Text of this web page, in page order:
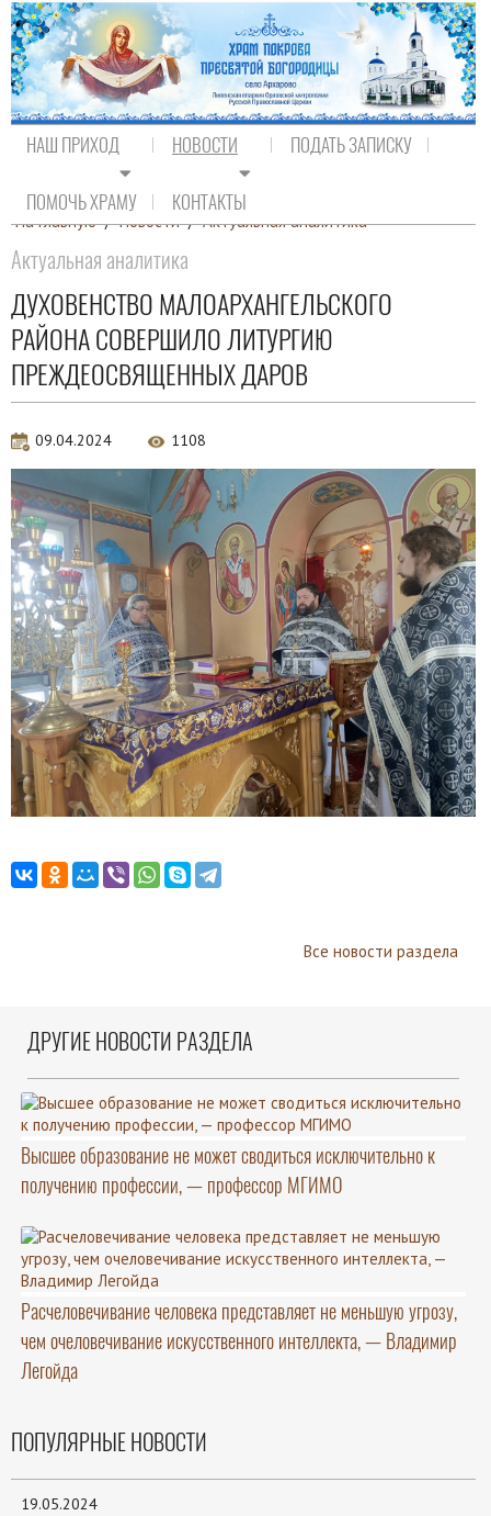
НАШ ПРИХОД НОВОСТИ ПОДАТЬ ЗАПИСКУ
ПОМОЧЬ ХРАМУ КОНТАКТЫ
На главную / Новости / Актуальная аналитика
Актуальная аналитика
ДУХОВЕНСТВО МАЛОАРХАНГЕЛЬСКОГО
РАЙОНА СОВЕРШИЛО ЛИТУРГИЮ
ПРЕЖДЕОСВЯЩЕННЫХ ДАРОВ
09.04.2024 1108
Все новости раздела
ДРУГИЕ НОВОСТИ РАЗДЕЛА
Высшее образование не может сводиться исключительно к
получению профессии, — профессор МГИМО
Расчеловечивание человека представляет не меньшую угрозу,
чем очеловечивание искусственного интеллекта, — Владимир
Легойда
ПОПУЛЯРНЫЕ НОВОСТИ
19.05.2024